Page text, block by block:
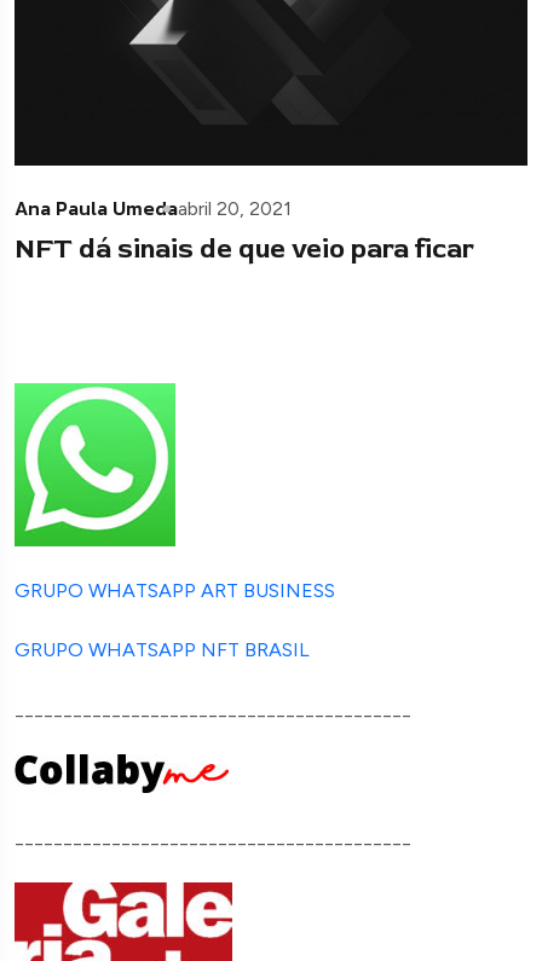
Ana Paula Umedaabril 20, 2021
NFT dá sinais de que veio para ficar
GRUPO WHATSAPP ART BUSINESS
GRUPO WHATSAPP NFT BRASIL